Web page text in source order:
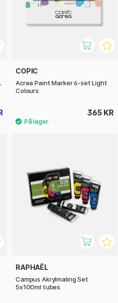
COPIC
Acrea Paint Marker 6-set Light
Colours
365 KR
RAPHAËL
Campus Akrylmaling Set
5x100ml tubes